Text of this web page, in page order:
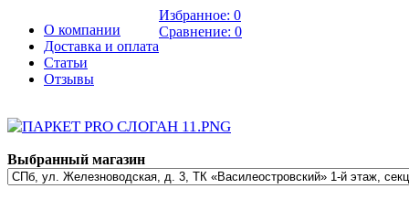
О компании
Доставка и оплата
Статьи
Отзывы
Избранное: 0
Сравнение: 0
Выбранный магазин